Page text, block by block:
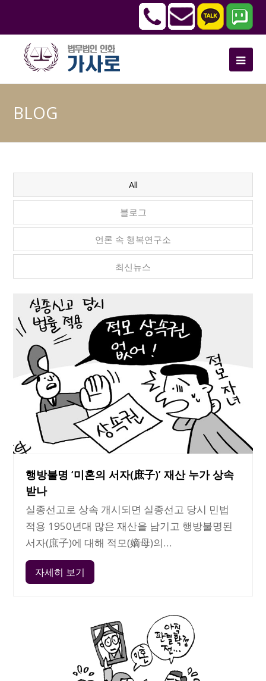
BLOG
All
블로그
언론 속 행복연구소
최신뉴스
행방불명 ‘미혼의 서자(庶子)’ 재산 누가 상속
받나
실종선고로 상속 개시되면 실종선고 당시 민법
적용 1950년대 많은 재산을 남기고 행방불명된
서자(庶子)에 대해 적모(嫡母)의…
자세히 보기